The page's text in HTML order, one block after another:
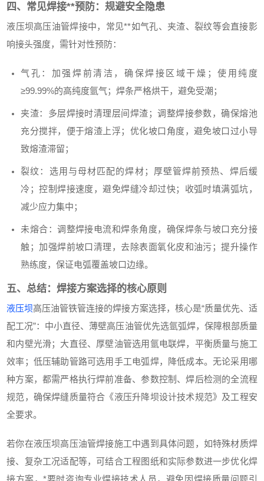
四、常见焊接**预防：规避安全隐患
液压坝高压油管焊接中，常见**如气孔、夹渣、裂纹等会直接影
响接头强度，需针对性预防：
气孔：加强焊前清洁，确保焊接区域干燥；使用纯度
≥99.99%的高纯度氩气；焊条严格烘干，避免受潮；
夹渣：多层焊接时清理层间焊渣；调整焊接参数，确保熔池
充分搅拌，便于熔渣上浮；优化坡口角度，避免坡口过小导
致熔渣滞留；
裂纹：选用与母材匹配的焊材；厚壁管焊前预热、焊后缓
冷；控制焊接速度，避免焊缝冷却过快；收弧时填满弧坑，
减少应力集中；
未熔合：调整焊接电流和焊条角度，确保焊条与坡口充分接
触；加强焊前坡口清理，去除表面氧化皮和油污；提升操作
熟练度，保证电弧覆盖坡口边缘。
五、总结：焊接方案选择的核心原则
液压坝高压油管铁管连接的焊接方案选择，核心是“质量优先、适
配工况”：中小直径、薄壁高压油管优先选氩弧焊，保障根部质量
和内壁光滑；大直径、厚壁油管选用氩电联焊，平衡质量与施工
效率；低压辅助管路可选用手工电弧焊，降低成本。无论采用哪
种方案，都需严格执行焊前准备、参数控制、焊后检测的全流程
规范，确保焊缝质量符合《液压升降坝设计技术规范》及工程安
全要求。
若你在液压坝高压油管焊接施工中遇到具体问题，如特殊材质焊
接、复杂工况适配等，可结合工程图纸和实际参数进一步优化焊